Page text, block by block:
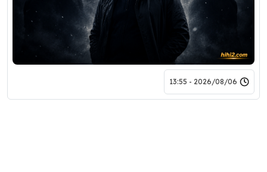
2026/08/06 - 13:55